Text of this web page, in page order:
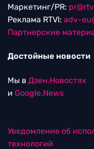
Маркетинг/PR:
Реклама RTVI: adv-
Партнерские
Достойные новости
Мы в Дзен.Новостях
и Google.News
Уведомление об
технологий